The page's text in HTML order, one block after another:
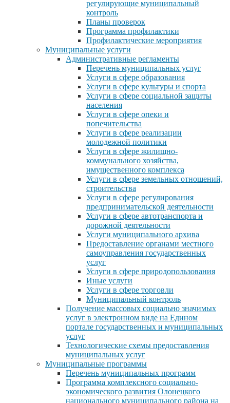
регулирующие муниципальный
контроль
Планы проверок
Программа профилактики
Профилактические мероприятия
Муниципальные услуги
Административные регламенты
Перечень муниципальных услуг
Услуги в сфере образования
Услуги в сфере культуры и спорта
Услуги в сфере социальной защиты
населения
Услуги в сфере опеки и
попечительства
Услуги в сфере реализации
молодежной политики
Услуги в сфере жилищно-
коммунального хозяйства,
имущественного комплекса
Услуги в сфере земельных отношений,
строительства
Услуги в сфере регулирования
предпринимательской деятельности
Услуги в сфере автотранспорта и
дорожной деятельности
Услуги муниципального архива
Предоставление органами местного
самоуправления государственных
услуг
Услуги в сфере природопользования
Иные услуги
Услуги в сфере торговли
Муниципальный контроль
Получение массовых социально значимых
услуг в электронном виде на Едином
портале государственных и муниципальных
услуг
Технологические схемы предоставления
муниципальных услуг
Муниципальные программы
Перечень муниципальных программ
Программа комплексного социально-
экономического развития Олонецкого
национального муниципального района на